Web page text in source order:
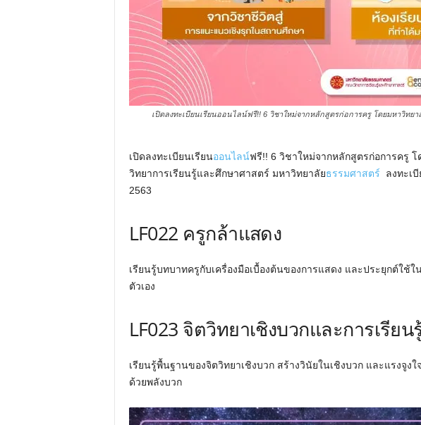
เปิดลงทะเบียนเรียนออนไลน์ฟรี!! 6 วิชาใหม่จากหลักสูตรก่อการครู โดยมหาวิทย
เปิดลงทะเบียนเรียนออนไลน์ฟรี!! 6 วิชาใหม่จากหลักสูตรก่อการครู
วิทยาการเรียนรู้และศึกษาศาสตร์ มหาวิทยาลัยธรรมศาสตร์ ลงทะเ
2563
LF022 ครูกล้าแสดง
เรียนรู้บทบาทครูกับเครื่องมือเบื้องต้นของการแสดง และประยุกต์ใช้
ตัวเอง
LF023 จิตวิทยาเชิงบวกและการเรียน
เรียนรู้พื้นฐานของจิตวิทยาเชิงบวก สร้างวินัยในเชิงบวก และแรงจูงใ
ด้วยพลังบวก